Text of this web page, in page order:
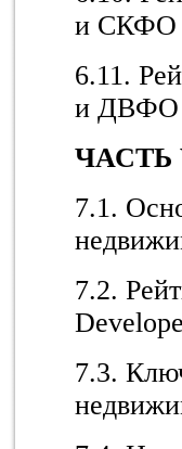
и СКФО
6.11.
и ДВФО
ЧАСТЬ
7.1.
7.2.
7.3.